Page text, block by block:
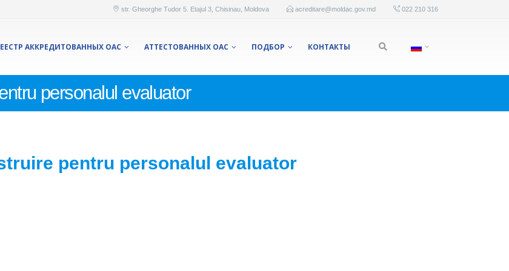
str. Gheorghe Tudor 5. Etajul 3, Chisinau, Moldova acreditare@moldac.gov.md 022 210 316
АККРЕДИТОВАННЫХ ОАС AТТЕСТОВАННЫХ ОАС ПОДБОР КОНТАКТЫ
personalul evaluator
pentru personalul evaluator